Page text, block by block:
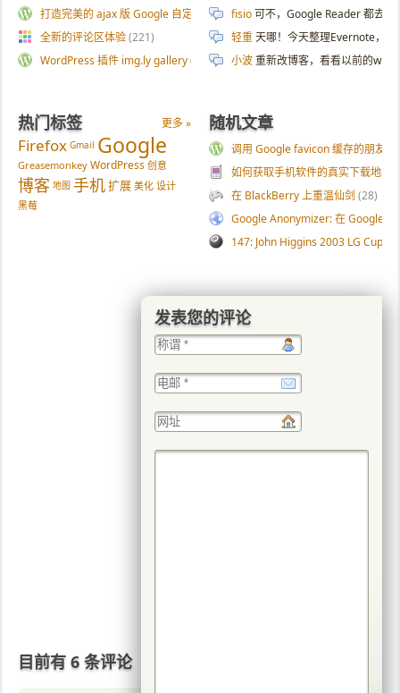
打造完美的 ajax 版 Google 自定义搜索 (187)
全新的评论区体验(221)
WordPress 插件 img.ly gallery(54)
更多 »
热门标签
Firefox Gmail Google
Greasemonkey WordPress 创意
博客 地图 手机扩展 美化 设计
黑莓
fisio可不，Google Reader 都去
轻重天哪！今天整理Evernote，
小波重新改博客，看看以前的wp
随机文章
调用 Google favicon 缓存的朋友请
如何获取手机软件的真实下载地址
在 BlackBerry 上重温仙剑 (28)
Google Anonymizer: 在 Google 面
147: John Higgins 2003 LG Cup,
发表您的评论
目前有 6 条评论